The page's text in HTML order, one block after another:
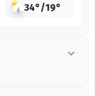
34°/19°